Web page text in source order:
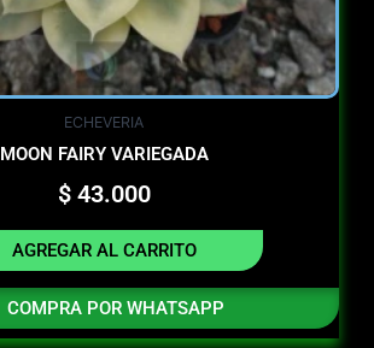
ECHEVERIA
MOON FAIRY VARIEGADA
$43.000
AGREGAR AL CARRITO
COMPRA POR WHATSAPP